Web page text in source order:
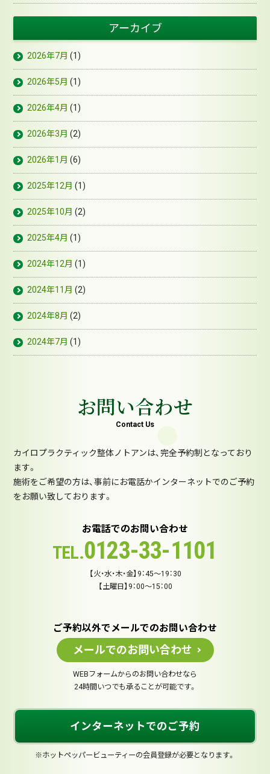
アーカイブ
2026年7月 (1)
2026年5月 (1)
2026年4月 (1)
2026年3月 (2)
2026年1月 (6)
2025年12月 (1)
2025年10月 (2)
2025年4月 (1)
2024年12月 (1)
2024年11月 (2)
2024年8月 (2)
2024年7月 (1)
お問い合わせ
Contact Us
カイロプラクティック整体ノトアンは、完全予約制となっており
ます。
施術をご希望の方は、事前にお電話かインターネットでのご予約
をお願い致しております。
お電話でのお問い合わせ
TEL.0123-33-1101
【火・水・木・金】9：45～19：30
【土曜日】9：00～15：00
ご予約以外でメールでのお問い合わせ
メールでのお問い合わせ
WEBフォームからのお問い合わせなら
24時間いつでも承ることが可能です。
インターネットでのご予約
※ホットペッパービューティーの会員登録が必要となります。